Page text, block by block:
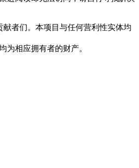
献者们。本项目与任何营利性实体均
为相应拥有者的财产。